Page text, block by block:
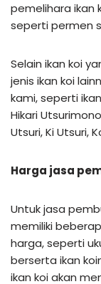
pemelihara ikan
seperti permen
Selain ikan koi
jenis ikan koi
kami, seperti
Hikari
Utsuri, Ki Utsuri,
Harga jasa
Untuk jasa
memiliki
harga, seperti
berserta ikan
ikan koi akan